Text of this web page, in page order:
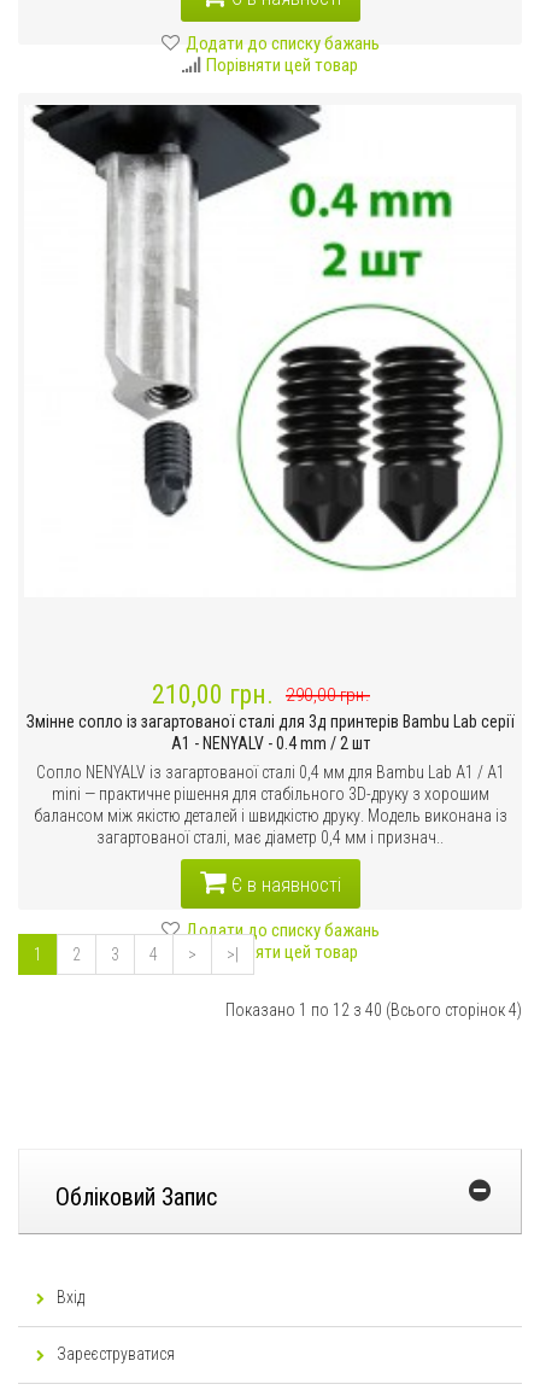
Додати до списку бажань
Порівняти цей товар
210,00 грн. 290,00 грн.
Змінне сопло із загартованої сталі для 3д принтерів Bambu Lab серії
A1 - NENYALV - 0.4 mm / 2 шт
Сопло NENYALV із загартованої сталі 0,4 мм для Bambu Lab A1 / A1
mini — практичне рішення для стабільного 3D-друку з хорошим
балансом між якістю деталей і швидкістю друку. Модель виконана із
загартованої сталі, має діаметр 0,4 мм і признач..
Є в наявності
Додати до списку бажань
Порівняти цей товар
1 2 3 4 > >|
Показано 1 по 12 з 40 (Всього сторінок 4)
Обліковий Запис
Вхід
Зареєструватися